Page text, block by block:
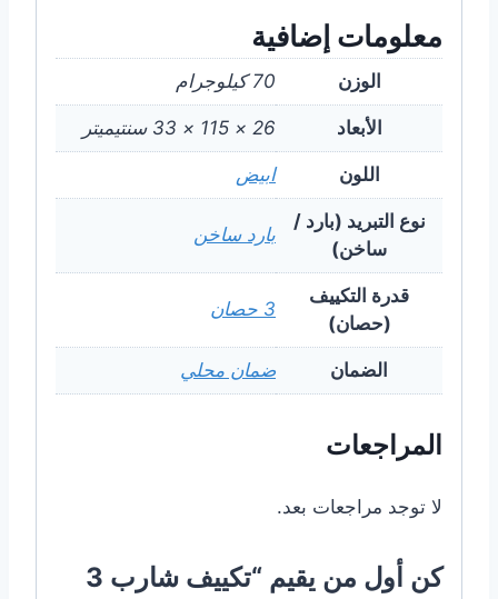
معلومات إضافية
الوزن 70 كيلوجرام
الأبعاد 26 × 115 × 33 سنتيميتر
اللون ابيض
نوع التبريد (بارد /
ساخن)
بارد ساخن
قدرة التكييف
(حصان)
3 حصان
الضمان ضمان محلي
المراجعات
لا توجد مراجعات بعد.
كن أول من يقيم “تكييف شارب 3